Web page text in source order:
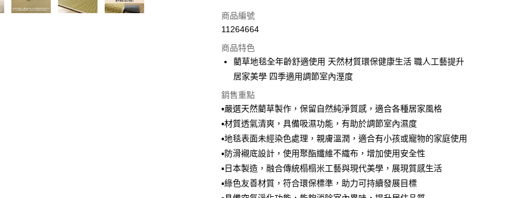
悠遊付
Google Pay
全盈+PAY
大哥付你分期
相關說明
【大哥付你分期使用說明】
1.本服務由台灣大哥大提供，台灣大哥大用戶可立即使用無須另外申請。
2.付款方式選擇「大哥付你分期」，訂單成立後會自動跳轉到大哥付的交易
流程，驗證手機門號後，選擇欲分期的期數、繳款截止日，確認付款後即
3.實際核准額度、可分期數及費用金額請依後續交易確認頁面所載為準。
4.訂單成立30分鐘內，如未前往確認交易或遇審核未通過，訂單將自動取
消。如遇「轉專審核」未通過狀況，表示未達大哥付你分期系統評分，恕
ATM付款
運送方式
宅配【父親節大回饋】限時$299免運
商品編號
11264664
商品特色
藺草地毯全年齡舒適使用 天然材質環保健康生活 職人工藝提升
居家美學 四季適用調節室內溼度
銷售重點
▪嚴選天然藺草製作，保留自然純淨質感，適合各種居家風格
▪材質透氣清爽，具備吸濕功能，有助於調節室內濕度
▪地毯表面未經染色處理，親膚溫潤，適合有小孩或寵物的家庭使用
▪防滑襯底設計，使用聚酯纖維不織布，增加使用安全性
▪日本製造，融合傳統榻榻米工藝與現代美學，展現質感生活
▪綠色友善材質，符合環保標準，助力可持續發展目標